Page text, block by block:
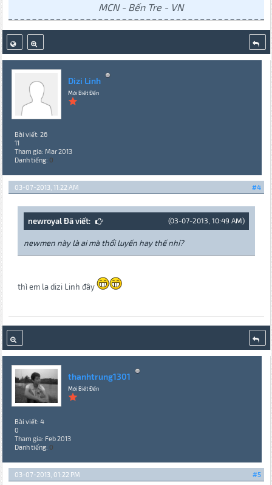
MCN - Bến Tre - VN
Dizi Linh
Mới Biết Đến
Bài viết: 26
11
Tham gia: Mar 2013
Danh tiếng: 0
#4
03-07-2013, 11:22 AM
(03-07-2013, 10:49 AM)
newroyal Đã viết:
newmen này là ai mà thổi luyến hay thế nhỉ?
thì em la dizi Linh đây
thanhtrung1301
Mới Biết Đến
Bài viết: 4
0
Tham gia: Feb 2013
Danh tiếng: 0
#5
03-07-2013, 01:22 PM